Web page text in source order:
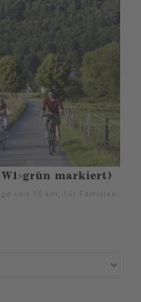
markiert)
von 15 km, für Familien